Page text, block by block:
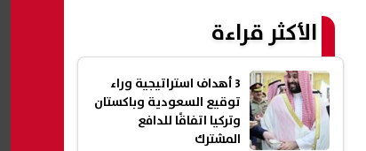
الأكثر قراءة
3 أهداف استراتيجية وراء
توقيع السعودية وباكستان
وتركيا اتفاقًا للدافع
المشترك